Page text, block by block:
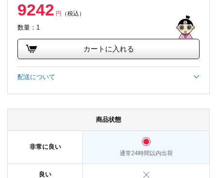
9242 円 （税込）
数量：1
カートに入れる
配送について
商品状態
非常に良い
通常24時間以内出荷
良い